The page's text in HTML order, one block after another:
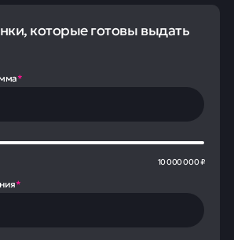
которые готовы выдать
*
10 000 000 ₽
*